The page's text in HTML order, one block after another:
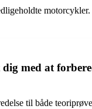
med at
til både